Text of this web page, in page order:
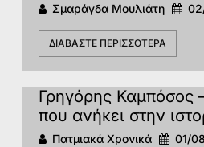
Σμαράγδα Μουλιάτη
ΔΙΑΒΆΣΤΕ ΠΕΡΙΣΣΌΤΕΡΑ
Γρηγόρης
που ανήκει στην
Πατμιακά Χρονικά 01/